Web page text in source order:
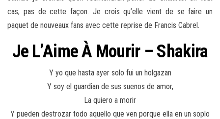
cas, pas de cette façon. Je crois qu’elle vient de se faire un
paquet de nouveaux fans avec cette reprise de Francis Cabrel.
Je L’Aime À Mourir – Shakira
Y yo que hasta ayer solo fui un holgazan
Y soy el guardian de sus suenos de amor,
La quiero a morir
Y pueden destrozar todo aquello que ven porque ella en un soplo